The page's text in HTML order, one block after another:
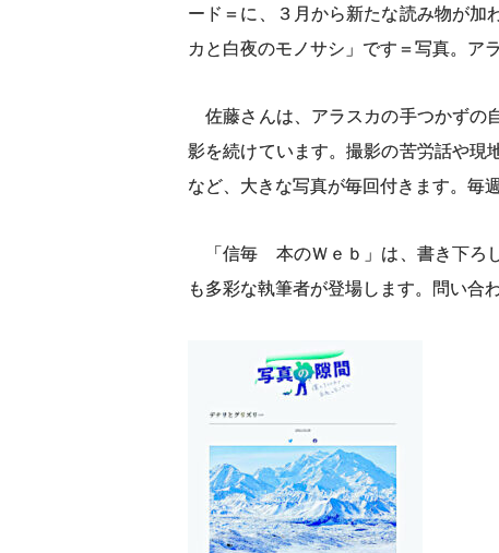
ード＝に、３月から新たな読み物が
カと白夜のモノサシ」です＝写真。ア
佐藤さんは、アラスカの手つかずの
影を続けています。撮影の苦労話や現
など、大きな写真が毎回付きます。毎
「信毎 本のＷｅｂ」は、書き下ろ
も多彩な執筆者が登場します。問い合